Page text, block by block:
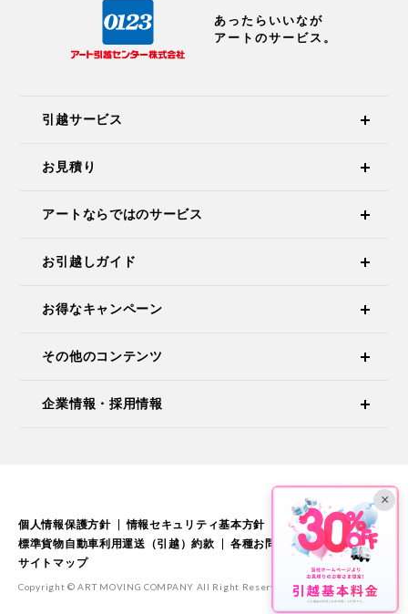
×
あったらいいなが
アートのサービス。
引越サービス
お見積り
アートならではのサービス
お引越しガイド
お得なキャンペーン
その他のコンテンツ
企業情報・採用情報
個人情報保護方針 情報セキュリティ基本方針
標準引越運送約款
標準貨物自動車利用運送（引越）約款
各種お問い合わせ
サイトマップ
Copyright © ART MOVING COMPANY All Right Reserved.